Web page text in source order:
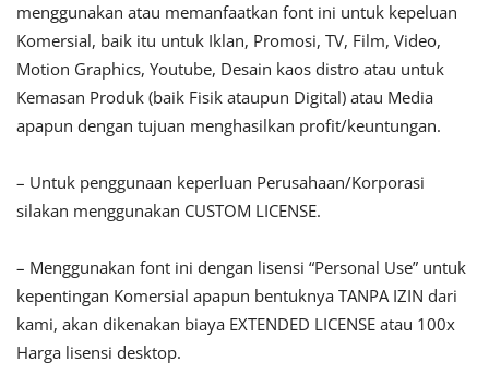
menggunakan atau memanfaatkan font ini untuk kepeluan
Komersial, baik itu untuk Iklan, Promosi, TV, Film, Video,
Motion Graphics, Youtube, Desain kaos distro atau untuk
Kemasan Produk (baik Fisik ataupun Digital) atau Media
apapun dengan tujuan menghasilkan profit/keuntungan.
– Untuk penggunaan keperluan Perusahaan/Korporasi
silakan menggunakan CUSTOM LICENSE.
– Menggunakan font ini dengan lisensi “Personal Use” untuk
kepentingan Komersial apapun bentuknya TANPA IZIN dari
kami, akan dikenakan biaya EXTENDED LICENSE atau 100x
Harga lisensi desktop.